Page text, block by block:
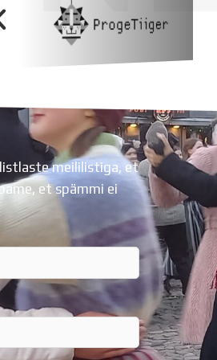
meililistiga, et
et spämmi ei